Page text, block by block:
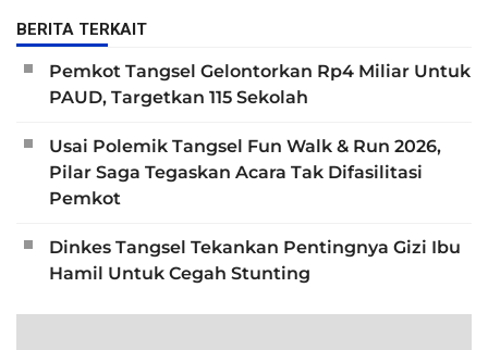
BERITA TERKAIT
Pemkot Tangsel Gelontorkan Rp4 Miliar Untuk
PAUD, Targetkan 115 Sekolah
Usai Polemik Tangsel Fun Walk & Run 2026,
Pilar Saga Tegaskan Acara Tak Difasilitasi
Pemkot
Dinkes Tangsel Tekankan Pentingnya Gizi Ibu
Hamil Untuk Cegah Stunting